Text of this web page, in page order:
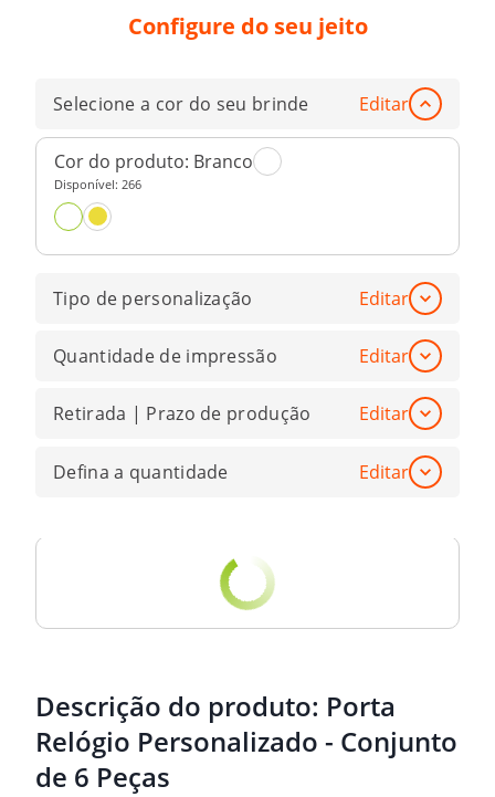
Configure do seu jeito
Selecione a cor do seu brinde Editar
Cor do produto: Branco
Disponível: 266
Tipo de personalização Editar
Quantidade de impressão Editar
Retirada | Prazo de produção Editar
Defina a quantidade Editar
Descrição do produto: Porta
Relógio Personalizado - Conjunto
de 6 Peças